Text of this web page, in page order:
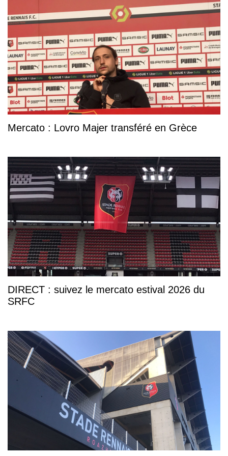
Mercato : Lovro Majer transféré en Grèce
DIRECT : suivez le mercato estival 2026 du
SRFC